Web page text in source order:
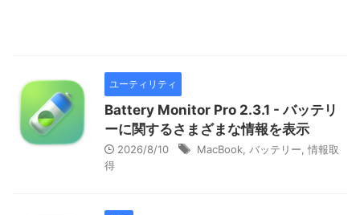
ユーティリティ
Battery Monitor Pro 2.3.1 - バッテリ
ーに関するさまざまな情報を表示
2026/8/10 MacBook バッテリー 情報取
得